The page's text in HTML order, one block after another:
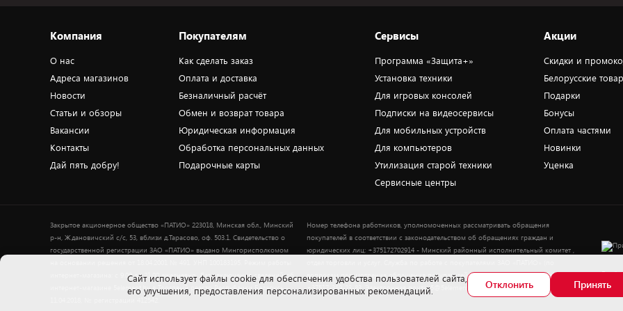
Компания
О нас
Адреса магазинов
Новости
Статьи и обзоры
Вакансии
Контакты
Дай пять добру!
Покупателям
Как сделать заказ
Оплата и доставка
Безналичный расчёт
Обмен и возврат товара
Юридическая информация
Обработка персональных данных
Подарочные карты
Сервисы
Программа «Защита+»
Установка техники
Для игровых консолей
Подписки на видеосервисы
Для мобильных устройств
Для компьютеров
Утилизация старой техники
Сервисные центры
Акции
Скидки и
Белорусские
Подарки
Бонусы
Оплата частями
Новинки
Уценка
Закрытое акционерное общество «ПАТИО» 223018, Минская обл., Минский
р-н, Ждановичский с/с, 53, вблизи д.Тарасово, оф. 503.1. Свидетельство о
государственной регистрации ЗАО «ПАТИО» выдано Мингорисполкомом
интернет-магазина: с 9.00 до 21.00 ежедневно. Дата включения сведений об
интернет-магазине 5element.by в Торговый реестр Республики Беларусь -
Номер телефона работников, уполномоченных рассматривать обращения
покупателей в соответствии с законодательством об обращениях граждан и
юридических лиц: +375172702914 - Минский районный исполнительный комитет ,
вопросам рассмотрения обращения покупателей о нарушении их прав): Тел.:
+37517-359-23-83. Электронная почта: 5@5element.by
Cайт использует файлы cookie для обеспечения удобства пользователей сайта,
его улучшения, предоставления персонализированных рекомендаций.
Отклонить Принять